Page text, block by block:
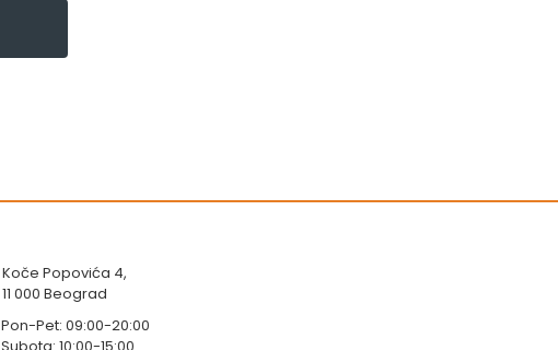
Koče Popovića 4,
11 000 Beograd
Pon-Pet: 09:00-20:00